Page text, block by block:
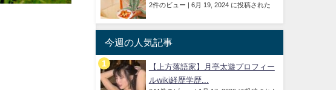
2件のビュー | 6月 19, 2024 に投稿された
今週の人気記事
【上方落語家】月亭太遊プロフィー
ルwiki経歴学歴...